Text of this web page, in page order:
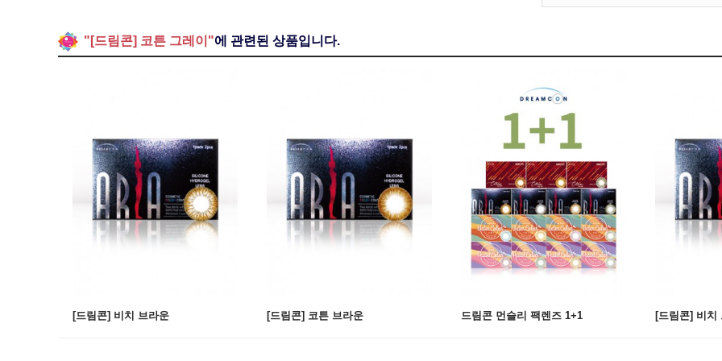
"[드림콘] 코튼 그레이"에 관련된 상품입니다.
[드림콘] 비치 브라운 [드림콘] 코튼 브라운 드림콘 먼슬리 팩렌즈 1+1 [드림콘] 비치